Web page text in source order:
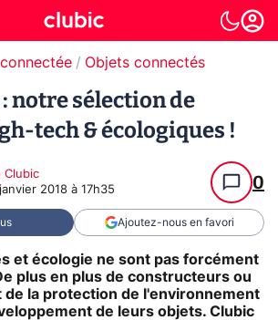
Objets connectés
: notre sélection de
tech & écologiques !
Clubic
2018 à 17h35 0
Ajoutez-nous en favori
et écologie ne sont pas forcément
plus en plus de constructeurs ou
de la protection de l'environnement
de leurs objets. Clubic